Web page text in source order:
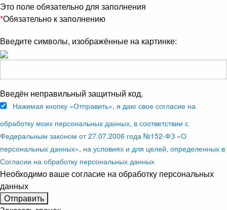
Это поле обязательно для заполнения
*Обязательно к заполнению
Введите символы, изображённые на картинке:
Введён неправильный защитный код.
Нажимая кнопку «Отправить», я даю свое согласие на
обработку моих персональных данных, в соответствии с
Федеральным законом от 27.07.2006 года №152-ФЗ «О
персональных данных», на условиях и для целей, определенных в
Согласии на обработку персональных данных
Необходимо ваше согласие на обработку персональных
данных